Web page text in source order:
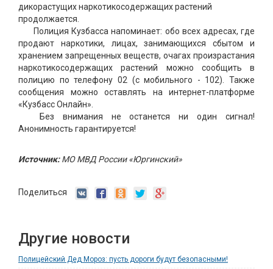
дикорастущих наркотикосодержащих растений
продолжается.
Полиция Кузбасса напоминает: обо всех адресах, где
продают наркотики, лицах, занимающихся сбытом и
хранением запрещенных веществ, очагах произрастания
наркотикосодержащих растений можно сообщить в
полицию по телефону 02 (с мобильного - 102). Также
сообщения можно оставлять на интернет-платформе
«Кузбасс Онлайн».
Без внимания не останется ни один сигнал!
Анонимность гарантируется!
Источник:МО МВД России «Юргинский»
Поделиться
Другие новости
Полицейский Дед Мороз: пусть дороги будут безопасными!